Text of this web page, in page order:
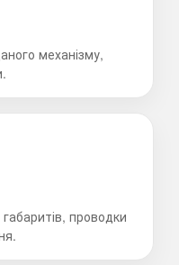
механізму,
проводки